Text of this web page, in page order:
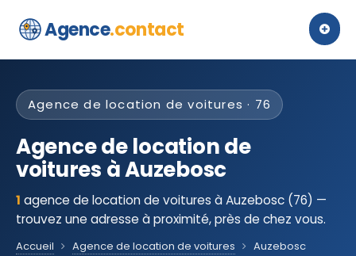
Agence.contact
Agence de location de voitures · 76
Agence de location de
voitures à Auzebosc
1 agence de location de voitures à Auzebosc (76) —
trouvez une adresse à proximité, près de chez vous.
Accueil Agence de location de voitures Auzebosc